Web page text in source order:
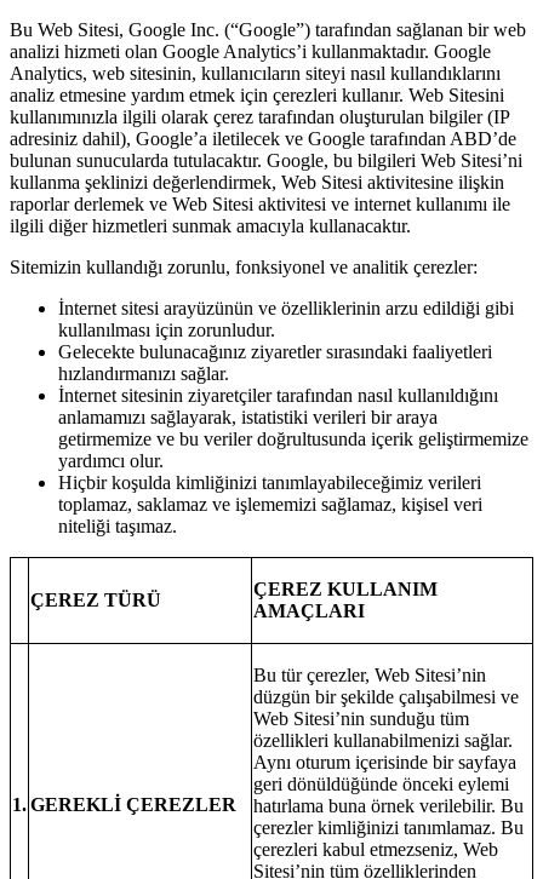
Bu Web Sitesi, Google Inc. (“Google”) tarafından sağlanan bir web
analizi hizmeti olan Google Analytics’i kullanmaktadır. Google
Analytics, web sitesinin, kullanıcıların siteyi nasıl kullandıklarını
analiz etmesine yardım etmek için çerezleri kullanır. Web Sitesini
kullanımınızla ilgili olarak çerez tarafından oluşturulan bilgiler (IP
adresiniz dahil), Google’a iletilecek ve Google tarafından ABD’de
bulunan sunucularda tutulacaktır. Google, bu bilgileri Web Sitesi’ni
kullanma şeklinizi değerlendirmek, Web Sitesi aktivitesine ilişkin
raporlar derlemek ve Web Sitesi aktivitesi ve internet kullanımı ile
ilgili diğer hizmetleri sunmak amacıyla kullanacaktır.
Sitemizin kullandığı zorunlu, fonksiyonel ve analitik çerezler:
İnternet sitesi arayüzünün ve özelliklerinin arzu edildiği gibi
kullanılması için zorunludur.
Gelecekte bulunacağınız ziyaretler sırasındaki faaliyetleri
hızlandırmanızı sağlar.
İnternet sitesinin ziyaretçiler tarafından nasıl kullanıldığını
anlamamızı sağlayarak, istatistiki verileri bir araya
getirmemize ve bu veriler doğrultusunda içerik geliştirmemize
yardımcı olur.
Hiçbir koşulda kimliğinizi tanımlayabileceğimiz verileri
toplamaz, saklamaz ve işlememizi sağlamaz, kişisel veri
niteliği taşımaz.
ÇEREZ TÜRÜ
ÇEREZ KULLANIM
AMAÇLARI
1.GEREKLİ ÇEREZLER
Bu tür çerezler, Web Sitesi’nin
düzgün bir şekilde çalışabilmesi ve
Web Sitesi’nin sunduğu tüm
özellikleri kullanabilmenizi sağlar.
Aynı oturum içerisinde bir sayfaya
geri dönüldüğünde önceki eylemi
hatırlama buna örnek verilebilir. Bu
çerezler kimliğinizi tanımlamaz. Bu
çerezleri kabul etmezseniz, Web
Sitesi’nin tüm özelliklerinden